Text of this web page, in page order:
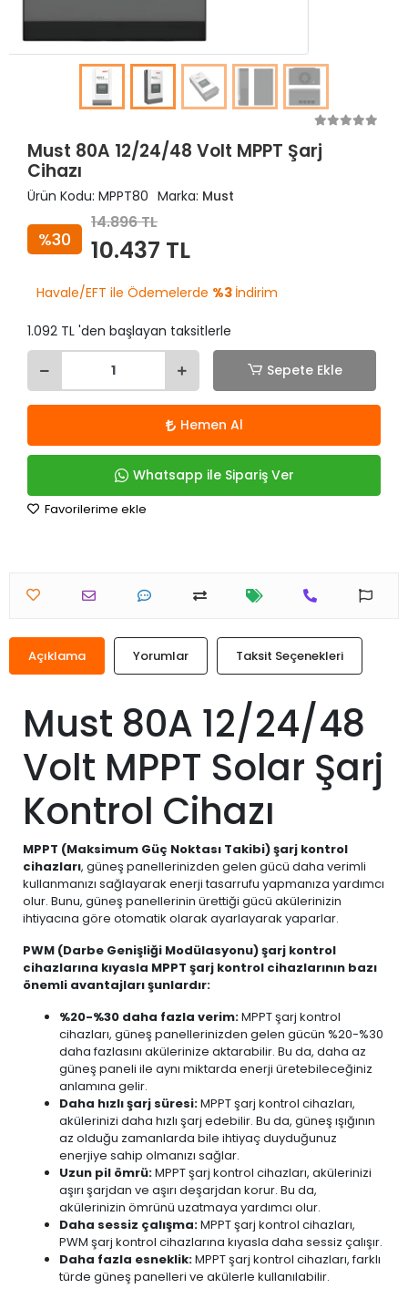
Must 80A 12/24/48 Volt MPPT Şarj
Cihazı
Ürün Kodu: MPPT80 Marka: Must
%30
14.896 TL
10.437 TL
Havale/EFT ile Ödemelerde %3 İndirim
1.092 TL 'den başlayan taksitlerle
Sepete Ekle
Hemen Al
Whatsapp ile Sipariş Ver
Favorilerime ekle
Açıklama Yorumlar Taksit Seçenekleri
Must 80A 12/24/48
Volt MPPT Solar Şarj
Kontrol Cihazı
MPPT (Maksimum Güç Noktası Takibi) şarj kontrol
cihazları, güneş panellerinizden gelen gücü daha verimli
kullanmanızı sağlayarak enerji tasarrufu yapmanıza yardımcı
olur. Bunu, güneş panellerinin ürettiği gücü akülerinizin
ihtiyacına göre otomatik olarak ayarlayarak yaparlar.
PWM (Darbe Genişliği Modülasyonu) şarj kontrol
cihazlarına kıyasla MPPT şarj kontrol cihazlarının bazı
önemli avantajları şunlardır:
%20-%30 daha fazla verim:MPPT şarj kontrol
cihazları, güneş panellerinizden gelen gücün %20-%30
daha fazlasını akülerinize aktarabilir. Bu da, daha az
güneş paneli ile aynı miktarda enerji üretebileceğiniz
anlamına gelir.
Daha hızlı şarj süresi:MPPT şarj kontrol cihazları,
akülerinizi daha hızlı şarj edebilir. Bu da, güneş ışığının
az olduğu zamanlarda bile ihtiyaç duyduğunuz
enerjiye sahip olmanızı sağlar.
Uzun pil ömrü:MPPT şarj kontrol cihazları, akülerinizi
aşırı şarjdan ve aşırı deşarjdan korur. Bu da,
akülerinizin ömrünü uzatmaya yardımcı olur.
Daha sessiz çalışma:MPPT şarj kontrol cihazları,
PWM şarj kontrol cihazlarına kıyasla daha sessiz çalışır.
Daha fazla esneklik:MPPT şarj kontrol cihazları, farklı
türde güneş panelleri ve akülerle kullanılabilir.